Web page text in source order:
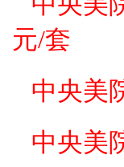
元/套
中央美
中央美